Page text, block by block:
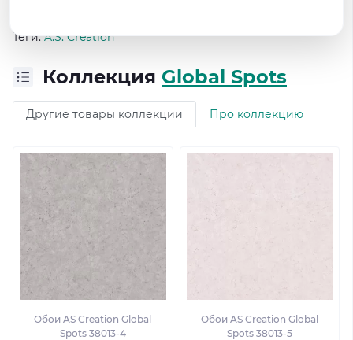
Теги:A.S. Creation
Коллекция Global Spots
Другие товары коллекции Про коллекцию
Обои AS Creation Global
Spots 38013-4
Обои AS Creation Global
Spots 38013-5